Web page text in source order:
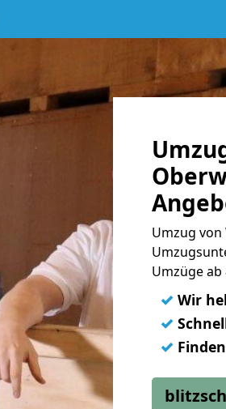
Umzug
Umzüge ab
✓ Wir
✓
✓